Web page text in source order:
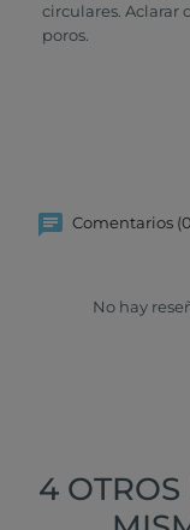
circulares. Aclarar
poros.
Comentarios
No hay
4